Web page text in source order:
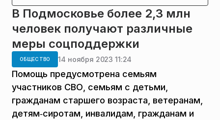
В Подмосковье более 2,3 млн
человек получают различные
меры соцподдержки
ОБЩЕСТВО 14 ноября 2023 11:24
Помощь предусмотрена семьям
участников СВО, семьям с детьми,
гражданам старшего возраста, ветеранам,
детям‑сиротам, инвалидам, гражданам и